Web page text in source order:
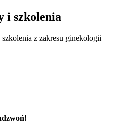
i szkolenia
z zakresu ginekologii